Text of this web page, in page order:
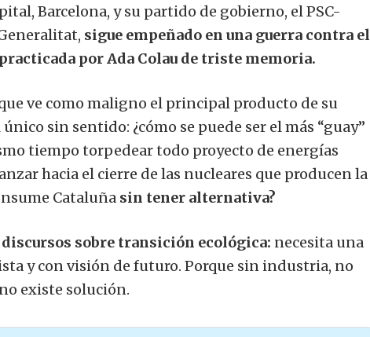
Barcelona, ​​y su partido de gobierno, el PSC-
sigue empeñado en una guerra contra el
por Ada Colau de triste memoria.
ve como maligno el principal producto de su
sin sentido: ¿cómo se puede ser el más “guay”
tiempo torpedear todo proyecto de energías
hacia el cierre de las nucleares que producen la
Cataluña sin tener alternativa?
sobre transición ecológica: necesita una
y con visión de futuro. Porque sin industria, no
existe solución.